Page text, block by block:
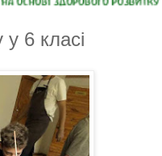
6 класі